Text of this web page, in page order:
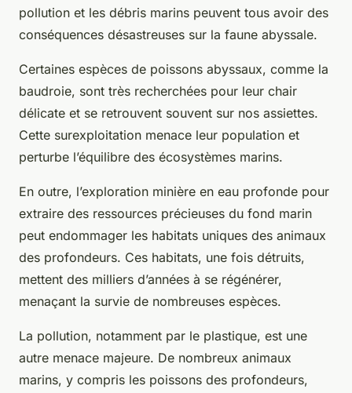
pollution et les débris marins peuvent tous avoir des
conséquences désastreuses sur la faune abyssale.
Certaines espèces de poissons abyssaux, comme la
baudroie, sont très recherchées pour leur chair
délicate et se retrouvent souvent sur nos assiettes.
Cette surexploitation menace leur population et
perturbe l’équilibre des écosystèmes marins.
En outre, l’exploration minière en eau profonde pour
extraire des ressources précieuses du fond marin
peut endommager les habitats uniques des animaux
des profondeurs. Ces habitats, une fois détruits,
mettent des milliers d’années à se régénérer,
menaçant la survie de nombreuses espèces.
La pollution, notamment par le plastique, est une
autre menace majeure. De nombreux animaux
marins, y compris les poissons des profondeurs,